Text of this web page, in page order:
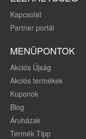
Kapcsolat
Partner portál
MENÜPONTOK
Akciós Újság
Akciós termékek
Kuponok
Blog
Áruházak
Termék Tipp